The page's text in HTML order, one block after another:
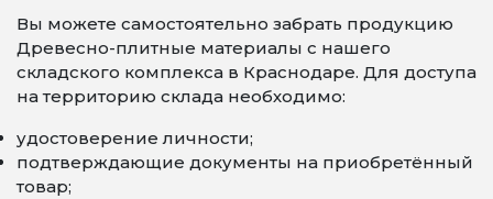
Вы можете самостоятельно забрать продукцию
Древесно-плитные материалы с нашего
складского комплекса в Краснодаре. Для доступа
на территорию склада необходимо:
удостоверение личности;
подтверждающие документы на приобретённый
товар;